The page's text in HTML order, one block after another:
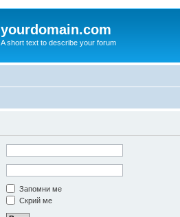
yourdomain.com
A short text to describe your forum
Запомни ме
Скрий ме